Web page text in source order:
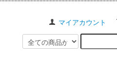
マイアカウント